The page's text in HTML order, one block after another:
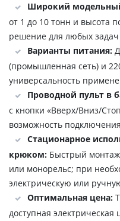
Широкий
от 1 до 10 тонн и высота
решение для любых задач
Варианты питания:
(промышленная сеть) и
универсальность
Проводной пульт в
с кнопки «Вверх/Вниз/
возможность
Стационарное
крюком: Быстрый монтаж
или монорельс; при
электрическую или
Оптимальная цена:
доступная электрическая